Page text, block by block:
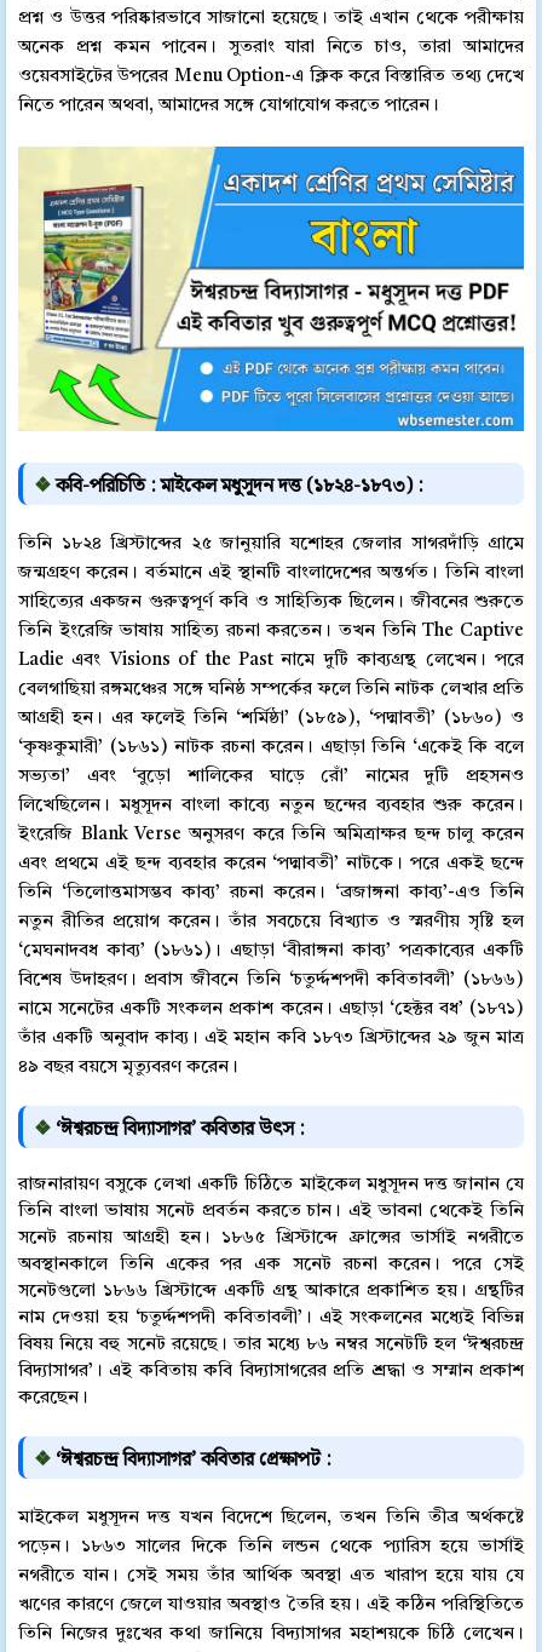
প্রশ্ন ও উত্তর পরিষ্কারভাবে সাজানো হয়েছে। তাই এখান থেকে পরীক্ষায়
অনেক প্রশ্ন কমন পাবেন। সুতরাং যারা নিতে চাও, তারা আমাদের
ওয়েবসাইটের উপরের Menu Option-এ ক্লিক করে বিস্তারিত তথ্য দেখে
নিতে পারেন অথবা, আমাদের সঙ্গে যোগাযোগ করতে পারেন।
❖কবি-পরিচিতি : মাইকেল মধুসূদন দত্ত (১৮২৪-১৮৭৩) :
তিনি ১৮২৪ খ্রিস্টাব্দের ২৫ জানুয়ারি যশোহর জেলার সাগরদাঁড়ি গ্রামে
জন্মগ্রহণ করেন। বর্তমানে এই স্থানটি বাংলাদেশের অন্তর্গত। তিনি বাংলা
সাহিত্যের একজন গুরুত্বপূর্ণ কবি ও সাহিত্যিক ছিলেন। জীবনের শুরুতে
তিনি ইংরেজি ভাষায় সাহিত্য রচনা করতেন। তখন তিনি The Captive
Ladie এবং Visions of the Past নামে দুটি কাব্যগ্রন্থ লেখেন। পরে
বেলগাছিয়া রঙ্গমঞ্চের সঙ্গে ঘনিষ্ঠ সম্পর্কের ফলে তিনি নাটক লেখার প্রতি
আগ্রহী হন। এর ফলেই তিনি ‘শর্মিষ্ঠা’ (১৮৫৯), ‘পদ্মাবতী’ (১৮৬০) ও
‘কৃষ্ণকুমারী’ (১৮৬১) নাটক রচনা করেন। এছাড়া তিনি ‘একেই কি বলে
সভ্যতা’ এবং ‘বুড়ো শালিকের ঘাড়ে রোঁ’ নামের দুটি প্রহসনও
লিখেছিলেন। মধুসূদন বাংলা কাব্যে নতুন ছন্দের ব্যবহার শুরু করেন।
ইংরেজি Blank Verse অনুসরণ করে তিনি অমিত্রাক্ষর ছন্দ চালু করেন
এবং প্রথমে এই ছন্দ ব্যবহার করেন ‘পদ্মাবতী’ নাটকে। পরে একই ছন্দে
তিনি ‘তিলোত্তমাসম্ভব কাব্য’ রচনা করেন। ‘ব্রজাঙ্গনা কাব্য’-এও তিনি
নতুন রীতির প্রয়োগ করেন। তাঁর সবচেয়ে বিখ্যাত ও স্মরণীয় সৃষ্টি হল
‘মেঘনাদবধ কাব্য’ (১৮৬১)। এছাড়া ‘বীরাঙ্গনা কাব্য’ পত্রকাব্যের একটি
বিশেষ উদাহরণ। প্রবাস জীবনে তিনি ‘চতুর্দ্দশপদী কবিতাবলী’ (১৮৬৬)
নামে সনেটের একটি সংকলন প্রকাশ করেন। এছাড়া ‘হেক্টর বধ’ (১৮৭১)
তাঁর একটি অনুবাদ কাব্য। এই মহান কবি ১৮৭৩ খ্রিস্টাব্দের ২৯ জুন মাত্র
৪৯ বছর বয়সে মৃত্যুবরণ করেন।
❖ ‘ঈশ্বরচন্দ্র বিদ্যাসাগর’ কবিতার উৎস :
রাজনারায়ণ বসুকে লেখা একটি চিঠিতে মাইকেল মধুসূদন দত্ত জানান যে
তিনি বাংলা ভাষায় সনেট প্রবর্তন করতে চান। এই ভাবনা থেকেই তিনি
সনেট রচনায় আগ্রহী হন। ১৮৬৫ খ্রিস্টাব্দে ফ্রান্সের ভার্সাই নগরীতে
অবস্থানকালে তিনি একের পর এক সনেট রচনা করেন। পরে সেই
সনেটগুলো ১৮৬৬ খ্রিস্টাব্দে একটি গ্রন্থ আকারে প্রকাশিত হয়। গ্রন্থটির
নাম দেওয়া হয় ‘চতুর্দ্দশপদী কবিতাবলী’। এই সংকলনের মধ্যেই বিভিন্ন
বিষয় নিয়ে বহু সনেট রয়েছে। তার মধ্যে ৮৬ নম্বর সনেটটি হল ‘ঈশ্বরচন্দ্র
বিদ্যাসাগর’। এই কবিতায় কবি বিদ্যাসাগরের প্রতি শ্রদ্ধা ও সম্মান প্রকাশ
করেছেন।
❖ ‘ঈশ্বরচন্দ্র বিদ্যাসাগর’ কবিতার প্রেক্ষাপট :
মাইকেল মধুসূদন দত্ত যখন বিদেশে ছিলেন, তখন তিনি তীব্র অর্থকষ্টে
পড়েন। ১৮৬৩ সালের দিকে তিনি লন্ডন থেকে প্যারিস হয়ে ভার্সাই
নগরীতে যান। সেই সময় তাঁর আর্থিক অবস্থা এত খারাপ হয়ে যায় যে
ঋণের কারণে জেলে যাওয়ার অবস্থাও তৈরি হয়। এই কঠিন পরিস্থিতিতে
তিনি নিজের দুঃখের কথা জানিয়ে বিদ্যাসাগর মহাশয়কে চিঠি লেখেন।